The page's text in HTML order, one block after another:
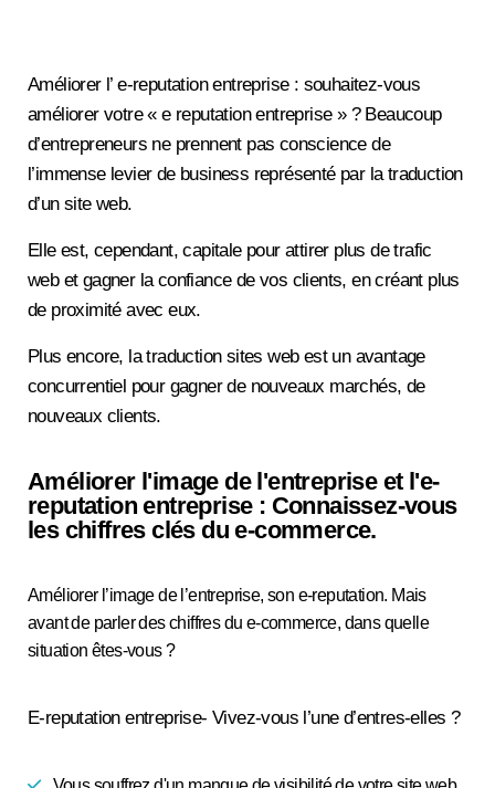
Améliorer l’ e-reputation entreprise : souhaitez-vous
améliorer votre « e reputation entreprise » ? Beaucoup
d’entrepreneurs ne prennent pas conscience de
l’immense levier de business représenté par la traduction
d’un site web.
Elle est, cependant, capitale pour attirer plus de trafic
web et gagner la confiance de vos clients, en créant plus
de proximité avec eux.
Plus encore, la traduction sites web est un avantage
concurrentiel pour gagner de nouveaux marchés, de
nouveaux clients.
Améliorer l'image de l'entreprise et l'e-
reputation entreprise : Connaissez-vous
les chiffres clés du e-commerce.
Améliorer l’image de l’entreprise, son e-reputation. Mais
avant de parler des chiffres du e-commerce, dans quelle
situation êtes-vous ?
E-reputation entreprise- Vivez-vous l’une d’entres-elles ?